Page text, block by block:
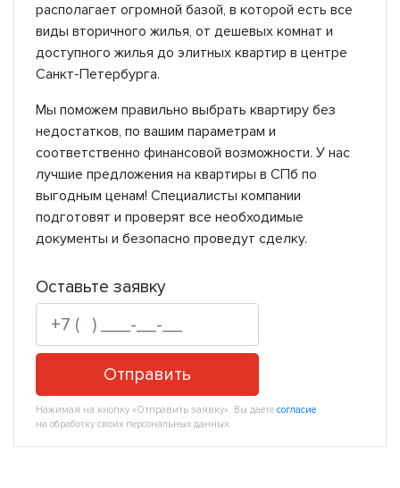
располагает огромной базой, в которой есть все
виды вторичного жилья, от дешевых комнат и
доступного жилья до элитных квартир в центре
Санкт-Петербурга.
Мы поможем правильно выбрать квартиру без
недостатков, по вашим параметрам и
соответственно финансовой возможности. У нас
лучшие предложения на квартиры в СПб по
выгодным ценам! Специалисты компании
подготовят и проверят все необходимые
документы и безопасно проведут сделку.
Оставьте заявку
Отправить
Нажимая на кнопку «Отправить заявку», Вы даете согласие
на обработку своих персональных данных.